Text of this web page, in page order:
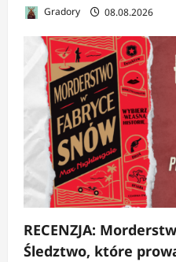
Gradory 08.08.2026
RECENZJA:
Śledztwo, które